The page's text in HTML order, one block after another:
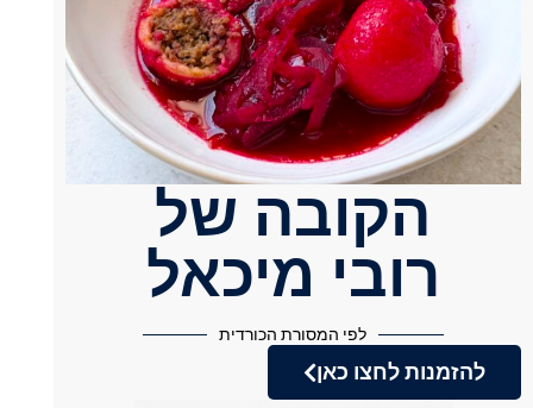
הקובה של
רובי מיכאל
לפי המסורת הכורדית
להזמנות לחצו כאן